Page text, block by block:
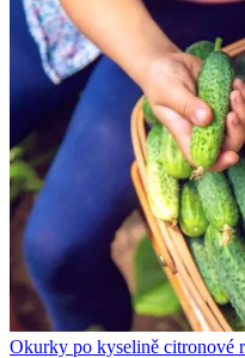
Okurky po kyselině citronové